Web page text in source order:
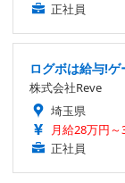
正社員
ログボは給与!
株式会社Reve
埼玉県
月給28万円～
正社員